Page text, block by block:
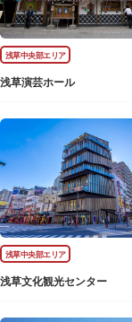
浅草中央部エリア
浅草演芸ホール
浅草中央部エリア
浅草文化観光センター